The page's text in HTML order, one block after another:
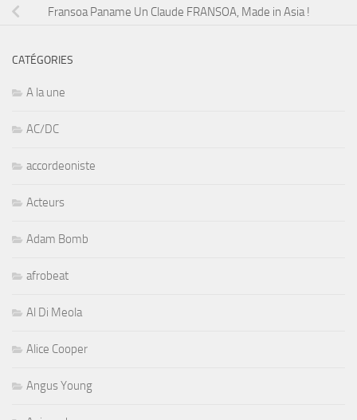
Fransoa Paname Un Claude FRANSOA, Made in Asia !
CATÉGORIES
A la une
AC/DC
accordeoniste
Acteurs
Adam Bomb
afrobeat
Al Di Meola
Alice Cooper
Angus Young